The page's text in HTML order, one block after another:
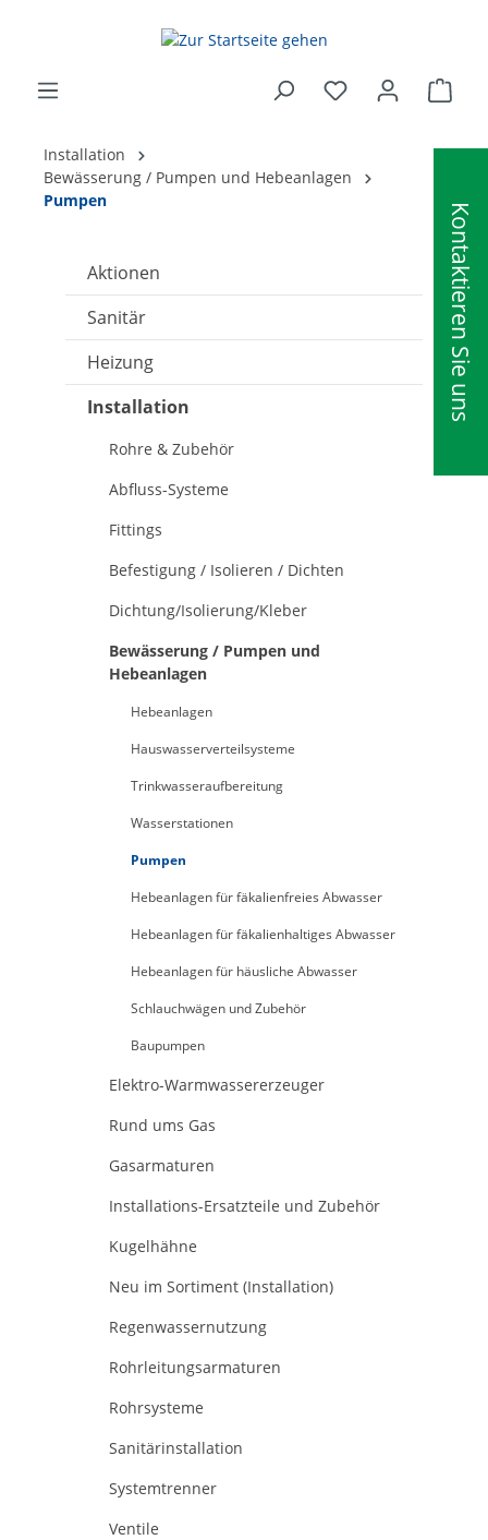
Kontaktieren Sie uns
Installation
Bewässerung / Pumpen und Hebeanlagen
Pumpen
Aktionen
Sanitär
Heizung
Installation
Rohre & Zubehör
Abfluss-Systeme
Fittings
Befestigung / Isolieren / Dichten
Dichtung/Isolierung/Kleber
Bewässerung / Pumpen und
Hebeanlagen
Hebeanlagen
Hauswasserverteilsysteme
Trinkwasseraufbereitung
Wasserstationen
Pumpen
Hebeanlagen für fäkalienfreies Abwasser
Hebeanlagen für fäkalienhaltiges Abwasser
Hebeanlagen für häusliche Abwasser
Schlauchwägen und Zubehör
Baupumpen
Elektro-Warmwassererzeuger
Rund ums Gas
Gasarmaturen
Installations-Ersatzteile und Zubehör
Kugelhähne
Neu im Sortiment (Installation)
Regenwassernutzung
Rohrleitungsarmaturen
Rohrsysteme
Sanitärinstallation
Systemtrenner
Ventile